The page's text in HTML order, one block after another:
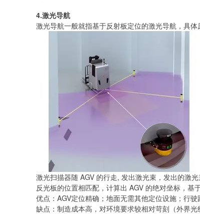
4.激光导航
激光导航一般就指基于反射板定位的激光导航，具
激光扫描器随 AGV 的行走, 发出激光束，发出的激
反光板的位置相匹配，计算出 AGV 的绝对坐标，基
优点：AGV定位精确；地面无需其他定位设施；行
缺点：制造成本高，对环境要求较相对苛刻（外界光